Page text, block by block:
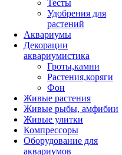
Тесты
Удобрения для
растений
Аквариумы
Декорации
аквариумистика
Гроты,камни
Растения,коряги
Фон
Живые растения
Живые рыбы, амфибии
Живые улитки
Компрессоры
Оборудование для
аквариумов